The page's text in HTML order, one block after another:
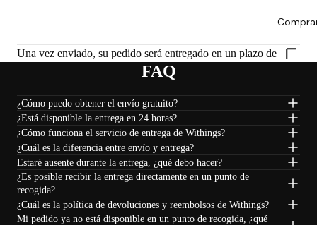
Una vez enviado, su pedido será entregado en un plazo de
FAQ
¿Cómo puedo obtener el envío gratuito?
¿Está disponible la entrega en 24 horas?
¿Cómo funciona el servicio de entrega de Withings?
¿Cuál es la diferencia entre envío y entrega?
Estaré ausente durante la entrega, ¿qué debo hacer?
¿Es posible recibir la entrega directamente en un punto de
recogida?
¿Cuál es la política de devoluciones y reembolsos de Withings?
Mi pedido ya no está disponible en un punto de recogida, ¿qué